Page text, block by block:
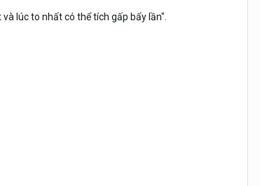
lúc to nhất có thể tích gấp bẩy lần".